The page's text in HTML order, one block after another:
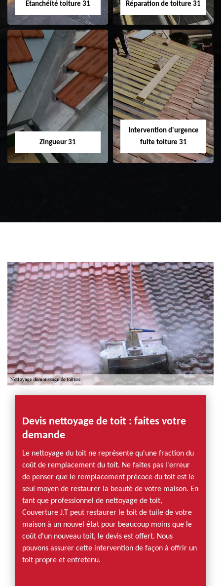
Etanchéité toiture 31
Etanchéité toiture
31
Réparation de toiture 31
Réparation de
toiture 31
Zingueur 31
Intervention d'urgence
fuite toiture 31
Devis nettoyage de toit : faites votre
demande
Le nettoyage du toit ne représente qu'une fraction du
coût de remplacement du toit. Ne faites pas l'erreur
de penser que le remplacement précoce du toit est le
seul moyen de restaurer la beauté de votre maison. En
tant que professionnel de nettoyage de toit,
Couverture J.T peut restaurer le toit de tuile de votre
maison à un nouvel état pour beaucoup moins que le
coût d'un nouveau toit, le devis est offert. Nous
pouvons assurer cette intervention de façon à offrir un
toit propre et entretenu.